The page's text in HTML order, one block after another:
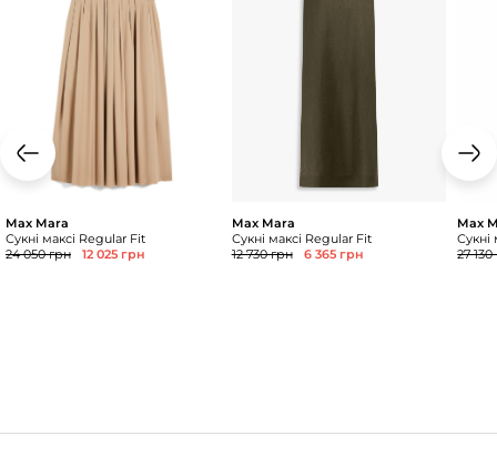
Max Mara
Сукні максі Regular Fit
24 050 грн
12 025 грн
Max Mara
Сукні максі Regular Fit
12 730 грн
6 365 грн
Max
Сукні
27